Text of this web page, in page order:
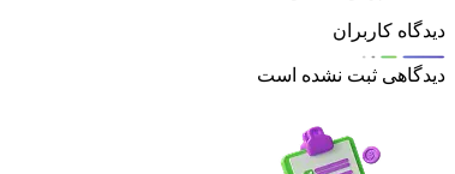
دیدگاه کاربران
دیدگاهی ثبت نشده است